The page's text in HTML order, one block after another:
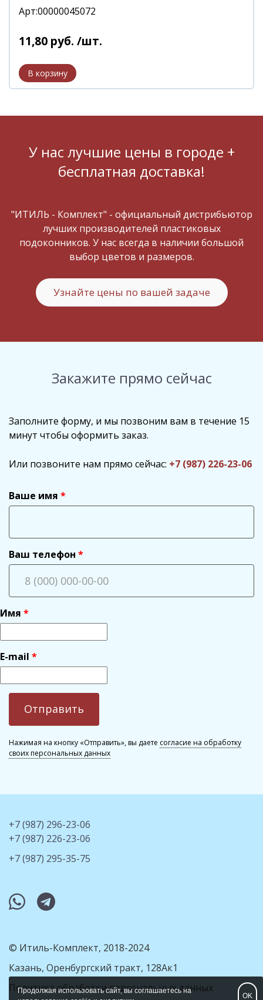
Арт:00000045072
11,80 руб. /шт.
У нас лучшие цены в городе +
бесплатная доставка!
"ИТИЛЬ - Комплект" - официальный дистрибьютор
лучших производителей пластиковых
подоконников. У нас всегда в наличии большой
выбор цветов и размеров.
Узнайте цены по вашей задаче
Закажите прямо сейчас
Заполните форму, и мы позвоним вам в течение 15
минут чтобы оформить заказ.
Или позвоните нам прямо сейчас: +7 (987) 226-23-06
Ваше имя
Ваш телефон
Имя
E-mail
Нажимая на кнопку «Отправить», вы даете согласие на обработку
своих персональных данных
+7 (987) 296-23-06
+7 (987) 226-23-06
+7 (987) 295-35-75
whatsapptelegram
© Итиль-Комплект, 2018-2024
Казань, Оренбургский тракт, 128Ак1
Политика обработки персональных данных
Продолжая использовать сайт, вы соглашаетесь на
OK